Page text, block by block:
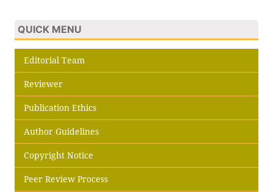
QUICK MENU
Editorial Team
Reviewer
Publication Ethics
Author Guidelines
Copyright Notice
Peer Review Process